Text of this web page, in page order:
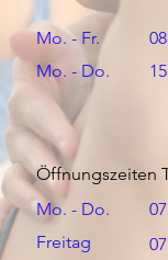
Mo. - Fr.
Mo. - Do.
Öffnungszeiten
Mo. - Do.
Freitag